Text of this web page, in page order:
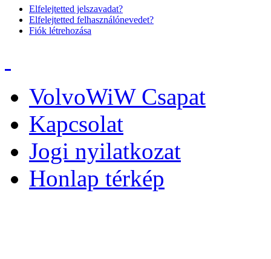
Elfelejtetted jelszavadat?
Elfelejtetted felhasználónevedet?
Fiók létrehozása
VolvoWiW Csapat
Kapcsolat
Jogi nyilatkozat
Honlap térkép